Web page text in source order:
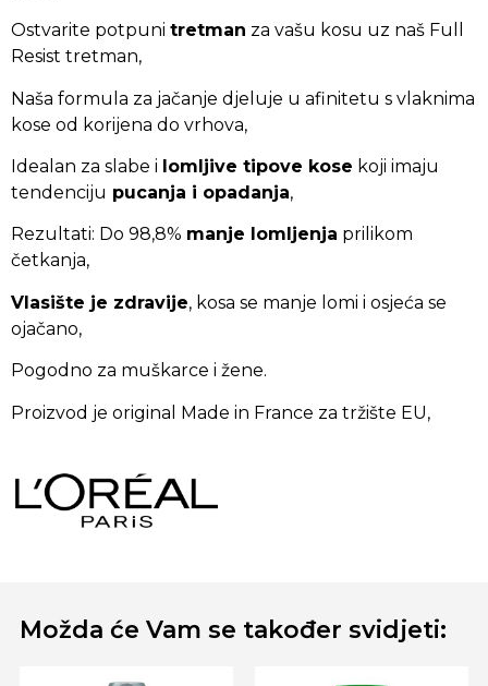
Ostvarite potpuni tretman za vašu kosu uz naš Full
Resist tretman,
Naša formula za jačanje djeluje u afinitetu s vlaknima
kose od korijena do vrhova,
Idealan za slabe i lomljive tipove kose koji imaju
tendenciju pucanja i opadanja,
Rezultati: Do 98,8% manje lomljenja prilikom
četkanja,
Vlasište je zdravije, kosa se manje lomi i osjeća se
ojačano,
Pogodno za muškarce i žene.
Proizvod je original Made in France za tržište EU,
Možda će Vam se također svidjeti: